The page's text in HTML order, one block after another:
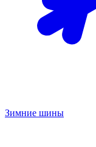
Зимние шины